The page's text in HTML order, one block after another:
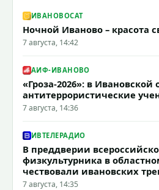
ИВАНОВОCAT
Ночной Иваново – красота
7 августа, 14:42
АИФ-ИВАНОВО
«Гроза-2026»: в
антитеррористические
7 августа, 14:36
ИВТЕЛЕРАДИО
В преддверии
физкультурника в
чествовали ивановских
7 августа, 14:35